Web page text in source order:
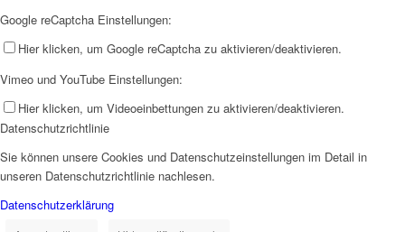
Google reCaptcha Einstellungen:
Hier klicken, um Google reCaptcha zu aktivieren/deaktivieren.
Vimeo und YouTube Einstellungen:
Hier klicken, um Videoeinbettungen zu aktivieren/deaktivieren.
Datenschutzrichtlinie
Sie können unsere Cookies und Datenschutzeinstellungen im Detail in
unseren Datenschutzrichtlinie nachlesen.
Datenschutzerklärung